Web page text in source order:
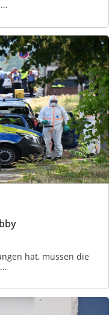
hat, müssen die